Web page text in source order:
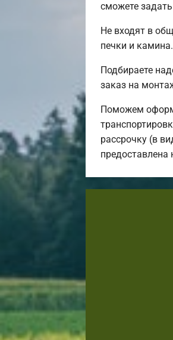
сможете
Не входят в
печки и камина.
Подбираете
заказ на
Поможем
рассрочку (в